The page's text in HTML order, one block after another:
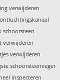
verwijderen
schoorsteen
verwijderen
verwijderen
schoorsteenveger
inspecteren